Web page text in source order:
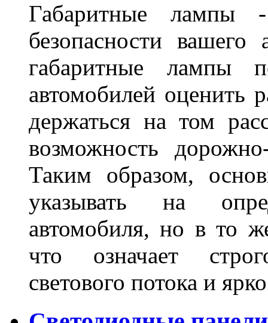
Габаритные лампы
безопасности
габаритные лампы
автомобилей оценить
держаться на том
возможность
Таким образом,
указывать на
автомобиля, но в то
что означает
светового потока и